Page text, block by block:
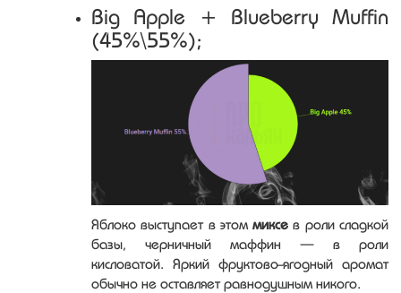
Big Apple + Blueberry Muffin
(45%\55%);
Яблоко выступает в этоммиксе в роли сладкой
базы, черничный маффин — в роли
кисловатой. Яркий фруктово-ягодный аромат
обычно не оставляет равнодушным никого.